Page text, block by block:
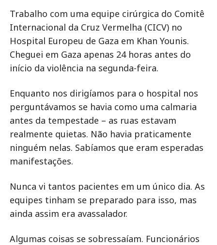
Trabalho com uma equipe cirúrgica do Comitê
Internacional da Cruz Vermelha (CICV) no
Hospital Europeu de Gaza em Khan Younis.
Cheguei em Gaza apenas 24 horas antes do
início da violência na segunda-feira.
Enquanto nos dirigíamos para o hospital nos
perguntávamos se havia como uma calmaria
antes da tempestade – as ruas estavam
realmente quietas. Não havia praticamente
ninguém nelas. Sabíamos que eram esperadas
manifestações.
Nunca vi tantos pacientes em um único dia. As
equipes tinham se preparado para isso, mas
ainda assim era avassalador.
Algumas coisas se sobressaíam. Funcionários